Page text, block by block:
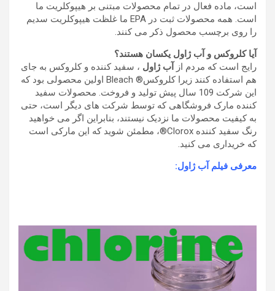
است، ماده فعال در تمام محصولات مبتنی بر هیپوکلریت ما
است. همه محصولات ثبت در EPA ما غلظت هیپوکلریت سدیم
را روی برچسب محصول ذکر می کنند.
آیا کلروکس و آب ژاول یکسان هستند؟
رایج است که مردم از
آب ژاول ، سفید کننده و کلروکس به جای
هم استفاده کنند زیرا کلروکس® Bleach اولین محصولی بود که
این شرکت 109 سال پیش تولید و فروخت. محصولات سفید
کننده مارک فروشگاهی که توسط شرکت های دیگر است، حتی
به کیفیت محصولات ما نزدیک نیستند، بنابراین اگر می خواهید
رنگ سفید کننده Clorox®، مطمئن شوید که این مارکی است
که خریداری می کنید.
معرفی فیلم آب ژاول: